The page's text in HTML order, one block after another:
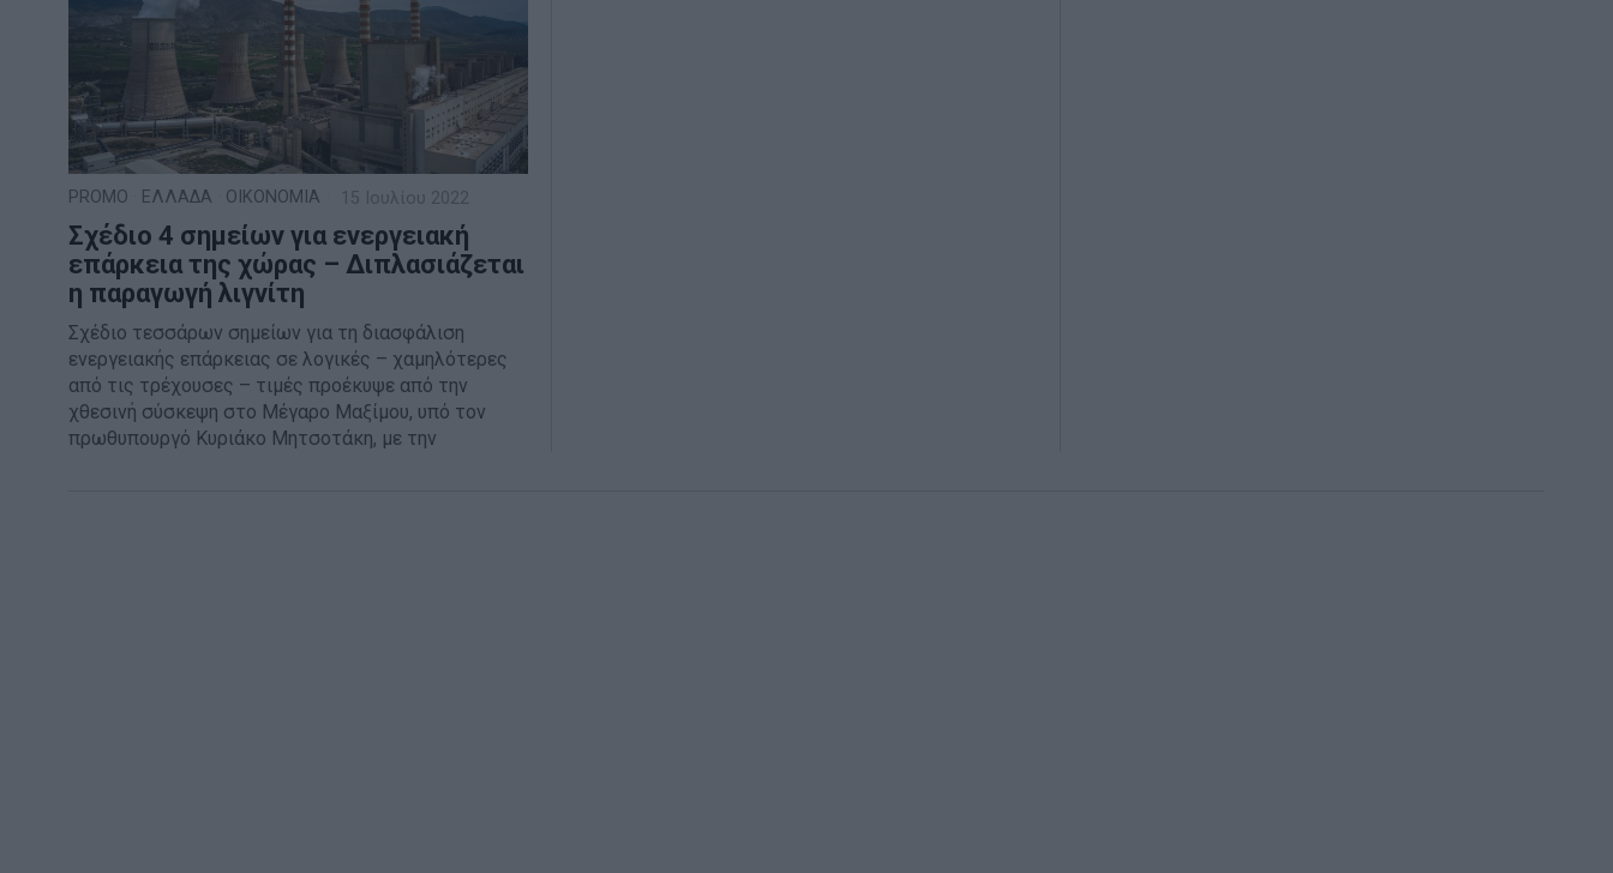
PROMO ΕΛΛΑΔΑ ΟΙΚΟΝΟΜΙΑ 15 Ιουλίου 2022
Σχέδιο 4 σημείων για ενεργειακή
επάρκεια της χώρας – Διπλασιάζεται
η παραγωγή λιγνίτη
Σχέδιο τεσσάρων σημείων για τη διασφάλιση
ενεργειακής επάρκειας σε λογικές – χαμηλότερες
από τις τρέχουσες – τιμές προέκυψε από την
χθεσινή σύσκεψη στο Μέγαρο Μαξίμου, υπό τον
πρωθυπουργό Κυριάκο Μητσοτάκη, με την